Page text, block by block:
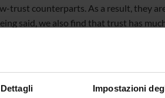
Dettagli Impostazioni
trust counterparts. As a result, they
said, we also find that trust has
of trust suggests that formal